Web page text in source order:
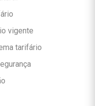
vigente
tarifário